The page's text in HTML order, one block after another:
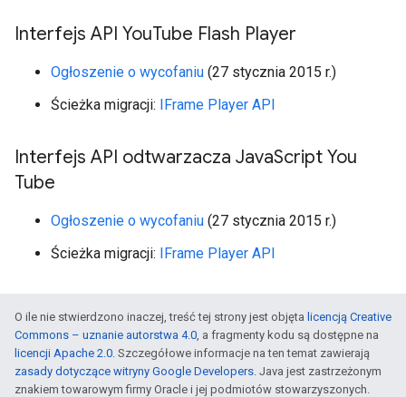
Interfejs API YouTube Flash Player
Ogłoszenie o wycofaniu (27 stycznia 2015 r.)
Ścieżka migracji: IFrame Player API
Interfejs API odtwarzacza JavaScript You
Tube
Ogłoszenie o wycofaniu (27 stycznia 2015 r.)
Ścieżka migracji: IFrame Player API
O ile nie stwierdzono inaczej, treść tej strony jest objęta licencją Creative
Commons – uznanie autorstwa 4.0, a fragmenty kodu są dostępne na
licencji Apache 2.0. Szczegółowe informacje na ten temat zawierają
zasady dotyczące witryny Google Developers. Java jest zastrzeżonym
znakiem towarowym firmy Oracle i jej podmiotów stowarzyszonych.